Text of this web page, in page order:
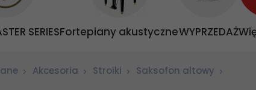
SERIESFortepiany akustyczneWYPRZEDAŻ
Akcesoria Stroiki
Saksofon altowy